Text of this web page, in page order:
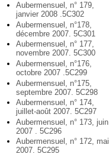
Aubermensuel, n° 179,
janvier 2008 .5C302
Aubermensuel, n°178,
décembre 2007. 5C301
Aubermensuel, n° 177,
novembre 2007. 5C300
Aubermensuel, n°176,
octobre 2007 .5C299
Aubermensuel, n°175,
septembre 2007. 5C298
Aubermensuel, n° 174,
juillet-août 2007. 5C297
Aubermensuel, n° 173, juin
2007 . 5C296
Aubermensuel, n° 172, mai
2007. 5C295